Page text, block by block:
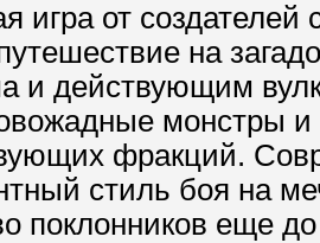
игра от создателей
на
и действующим
монстры и
фракций.
стиль боя на
поклонников еще